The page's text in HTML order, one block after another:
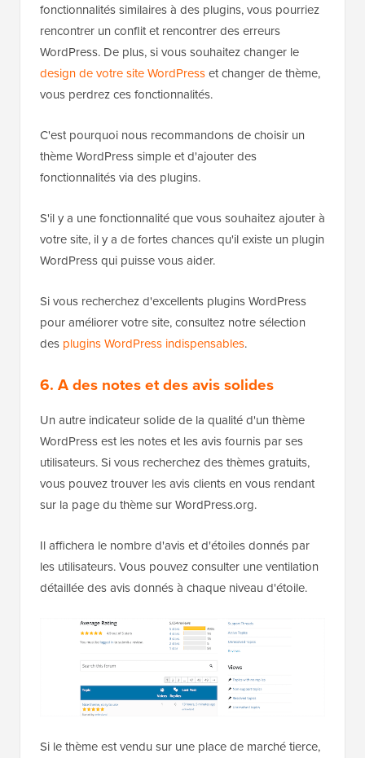
fonctionnalités similaires à des plugins, vous pourriez
rencontrer un conflit et rencontrer des erreurs
WordPress. De plus, si vous souhaitez changer le
design de votre site WordPresset changer de thème,
vous perdrez ces fonctionnalités.
C'est pourquoi nous recommandons de choisir un
thème WordPress simple et d'ajouter des
fonctionnalités via des plugins.
S'il y a une fonctionnalité que vous souhaitez ajouter à
votre site, il y a de fortes chances qu'il existe un plugin
WordPress qui puisse vous aider.
Si vous recherchez d'excellents plugins WordPress
pour améliorer votre site, consultez notre sélection
des plugins WordPress indispensables.
6. A des notes et des avis solides
Un autre indicateur solide de la qualité d'un thème
WordPress est les notes et les avis fournis par ses
utilisateurs. Si vous recherchez des thèmes gratuits,
vous pouvez trouver les avis clients en vous rendant
sur la page du thème sur WordPress.org.
Il affichera le nombre d'avis et d'étoiles donnés par
les utilisateurs. Vous pouvez consulter une ventilation
détaillée des avis donnés à chaque niveau d'étoile.
Si le thème est vendu sur une place de marché tierce,